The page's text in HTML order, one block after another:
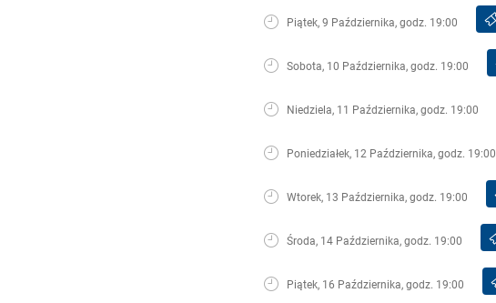
Piątek, 9 Października, godz. 19:00
Sobota, 10 Października, godz. 19:00
Niedziela, 11 Października, godz. 19:00
Poniedziałek, 12 Października, godz. 19:00
Wtorek, 13 Października, godz. 19:00
Środa, 14 Października, godz. 19:00
Piątek, 16 Października, godz. 19:00